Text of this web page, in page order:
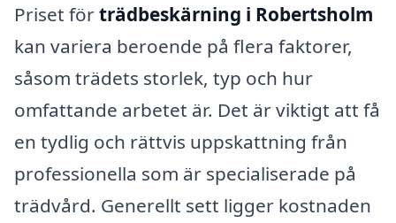
Priset förträdbeskärning i Robertsholm
kan variera beroende på flera faktorer,
såsom trädets storlek, typ och hur
omfattande arbetet är. Det är viktigt att få
en tydlig och rättvis uppskattning från
professionella som är specialiserade på
trädvård. Generellt sett ligger kostnaden